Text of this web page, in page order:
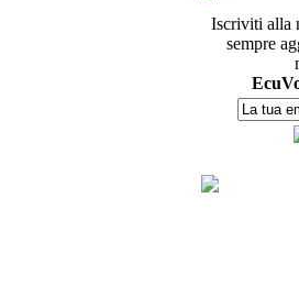
Iscriviti alla
sempre